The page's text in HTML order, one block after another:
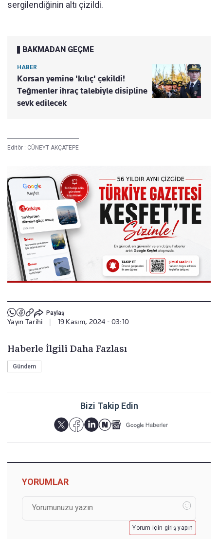
sergilendiğinin altı çizildi.
BAKMADAN GEÇME
HABER
Korsan yemine 'kılıç' çekildi!
Teğmenler ihraç talebiyle disipline
sevk edilecek
Editör : CÜNEYT AKÇATEPE
Paylaş
Yayın Tarihi 19 Kasım, 2024 - 03:10
Haberle İlgili Daha Fazlası
Gündem
Bizi Takip Edin
YORUMLAR
Yorum için giriş yapın